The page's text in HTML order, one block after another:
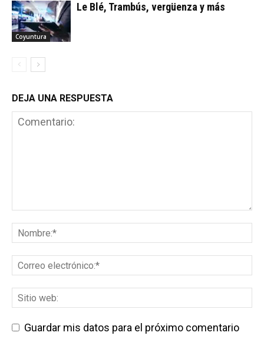
Coyuntura
Le Blé, Trambús, vergüenza y más
DEJA UNA RESPUESTA
Guardar mis datos para el próximo comentario